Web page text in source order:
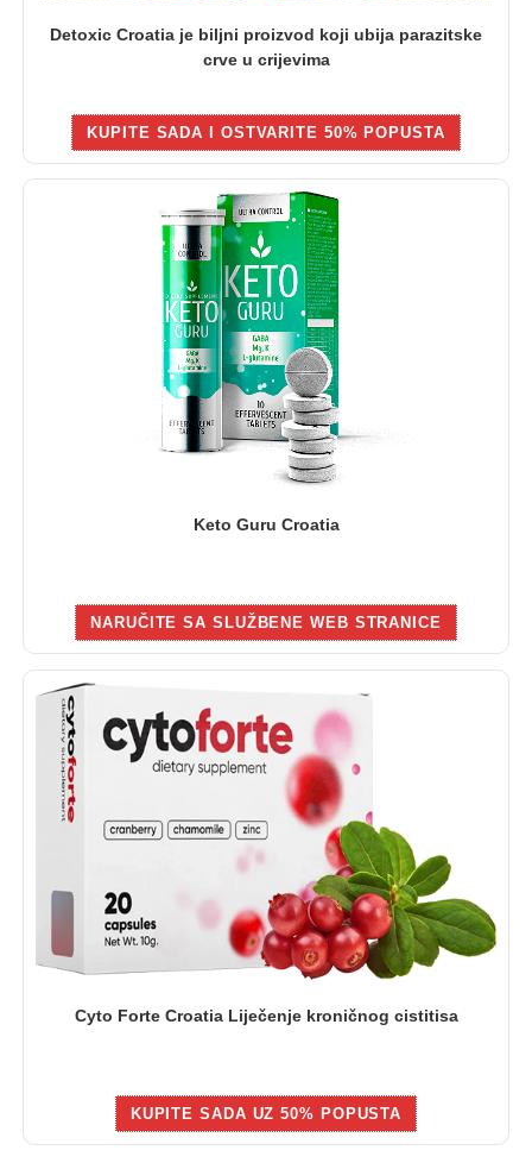
Detoxic Croatia je biljni proizvod koji ubija parazitske
crve u crijevima
KUPITE SADA I OSTVARITE 50% POPUSTA
Keto Guru Croatia
NARUČITE SA SLUŽBENE WEB STRANICE
Cyto Forte Croatia Liječenje kroničnog cistitisa
KUPITE SADA UZ 50% POPUSTA